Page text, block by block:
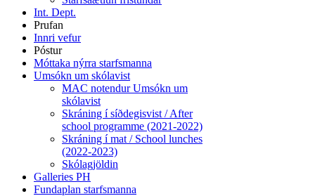
Int. Dept.
Prufan
Innri vefur
Póstur
Móttaka nýrra starfsmanna
Umsókn um skólavist
MAC notendur Umsókn um
skólavist
Skráning í síðdegisvist / After
school programme (2021-2022)
Skráning í mat / School lunches
(2022-2023)
Skólagjöldin
Galleries PH
Fundaplan starfsmanna